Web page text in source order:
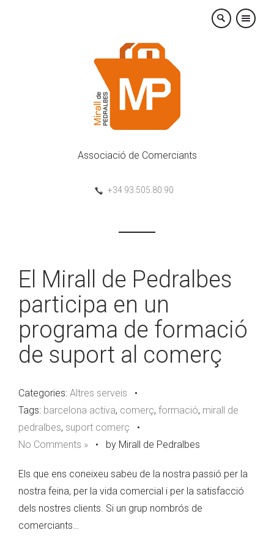
×
Associació de Comerciants
+34 93.505.80.90
El Mirall de Pedralbes
participa en un
programa de formació
de suport al comerç
Categories: Altres serveis •
Tags: barcelona activa, comerç, formació, mirall de
pedralbes, suport comerç •
No Comments » • by Mirall de Pedralbes
Els que ens coneixeu sabeu de la nostra passió per la
nostra feina, per la vida comercial i per la satisfacció
dels nostres clients. Si un grup nombrós de
comerciants…